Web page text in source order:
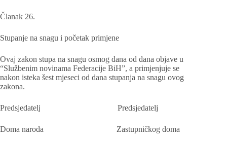
Članak 26.
Stupanje na snagu i početak primjene
Ovaj zakon stupa na snagu osmog dana od dana objave u
“Službenim novinama Federacije BiH”, a primjenjuje se
nakon isteka šest mjeseci od dana stupanja na snagu ovog
zakona.
Predsjedatelj Predsjedatelj
Doma naroda Zastupničkog doma